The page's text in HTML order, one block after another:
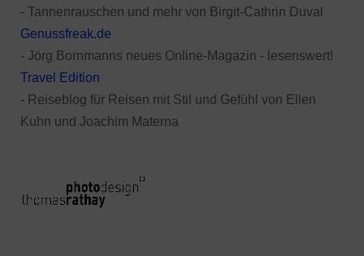
- Tannenrauschen und mehr von Birgit-Cathrin Duval
Genussfreak.de
- Jörg Bornmanns neues Online-Magazin - lesenswert!
Travel Edition
- Reiseblog für Reisen mit Stil und Gefühl von Ellen
Kuhn und Joachim Materna